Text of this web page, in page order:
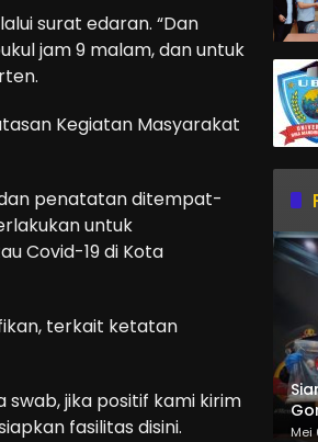
surat edaran. “Dan
jam 9 malam, dan untuk
Kegiatan Masyarakat
dan penatatan ditempat-
untuk
Covid-19 di Kota
terkait ketatan
swab, jika positif kami kirim
fasilitas disini.
Mei